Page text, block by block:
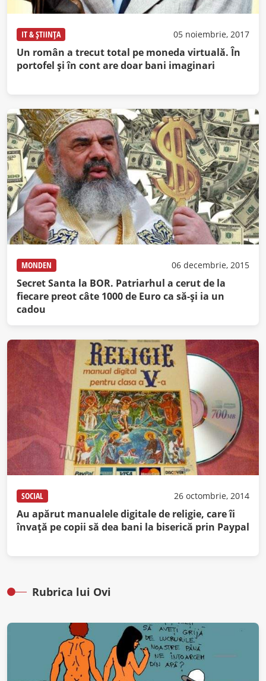
IT & ȘTIINȚA 05 noiembrie, 2017
Un român a trecut total pe moneda virtuală. În
portofel şi în cont are doar bani imaginari
MONDEN 06 decembrie, 2015
Secret Santa la BOR. Patriarhul a cerut de la
fiecare preot câte 1000 de Euro ca să-şi ia un
cadou
SOCIAL 26 octombrie, 2014
Au apărut manualele digitale de religie, care îi
învaţă pe copii să dea bani la biserică prin Paypal
Rubrica lui Ovi